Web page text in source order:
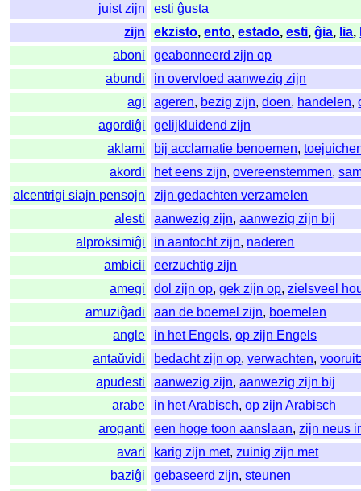
juist zijn
esti ĝusta
zijn
ekzisto,ento,estado,esti,ĝia, lia,
aboni
geabonneerd zijn op
abundi
in overvloed aanwezig zijn
agi
ageren, bezig zijn,doen, handelen,
agordiĝi
gelijkluidend zijn
aklami
bij acclamatie benoemen,
akordi
het eens zijn,overeenstemmen,
alcentrigi siajn pensojn
zijn gedachten verzamelen
alesti
aanwezig zijn,aanwezig zijn bij
alproksimiĝi
in aantocht zijn, naderen
ambicii
eerzuchtig zijn
amegi
dol zijn op,gek zijn op,zielsveel
amuziĝadi
aan de boemel zijn, boemelen
angle
in het Engels,op zijn Engels
antaŭvidi
bedacht zijn op,verwachten,
apudesti
aanwezig zijn,aanwezig zijn bij
arabe
in het Arabisch,op zijn Arabisch
aroganti
een hoge toon aanslaan,zijn neus
avari
karig zijn met,zuinig zijn met
baziĝi
gebaseerd zijn,steunen